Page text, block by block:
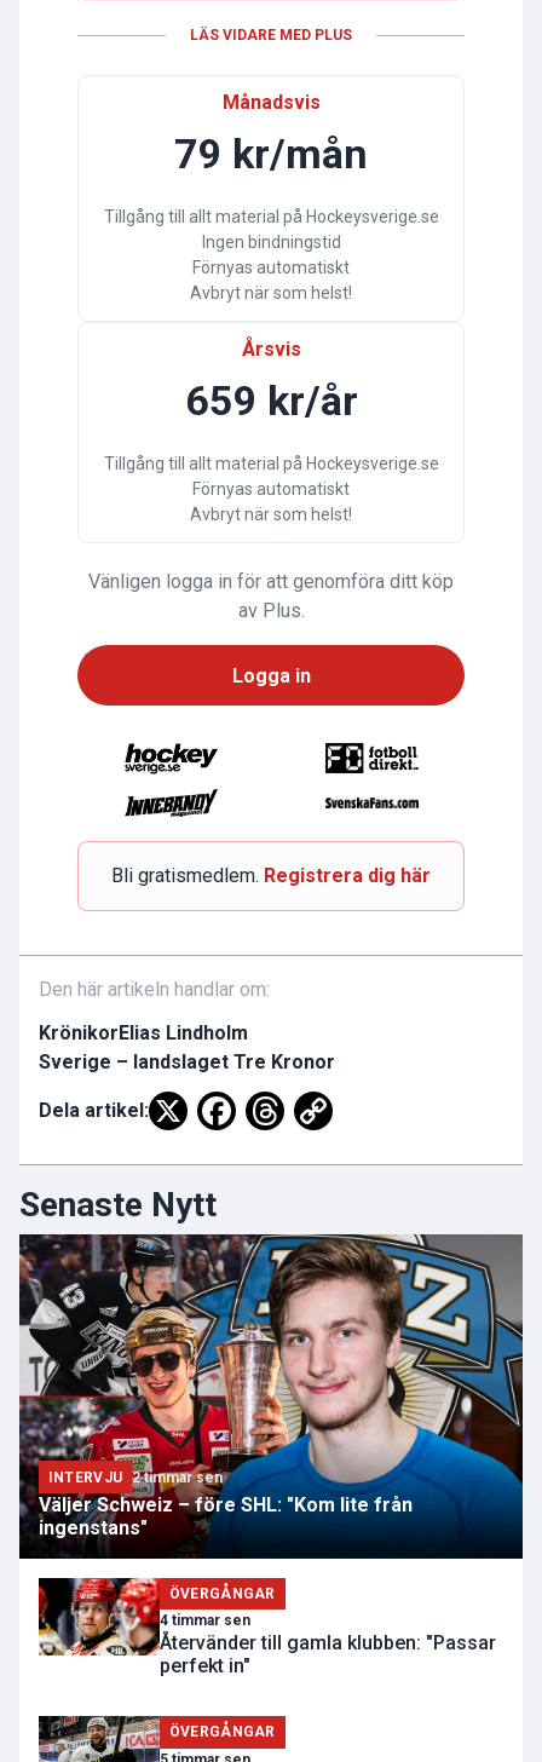
LÄS VIDARE MED PLUS
Månadsvis
79 kr/mån
Tillgång till allt material på Hockeysverige.se
Ingen bindningstid
Förnyas automatiskt
Avbryt när som helst!
Årsvis
659 kr/år
Tillgång till allt material på Hockeysverige.se
Förnyas automatiskt
Avbryt när som helst!
Vänligen logga in för att genomföra ditt köp
av Plus.
Logga in
Bli gratismedlem. Registrera dig här
Den här artikeln handlar om:
KrönikorElias Lindholm
Sverige – landslaget Tre Kronor
Dela artikel:
Senaste Nytt
INTERVJU 2 timmar sen
Väljer Schweiz – före SHL: "Kom lite från
ingenstans"
ÖVERGÅNGAR
4 timmar sen
Återvänder till gamla klubben: "Passar
perfekt in"
ÖVERGÅNGAR